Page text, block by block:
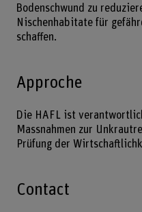
Bodenschwund zu
Nischenhabitate für
schaffen.
Approche
Die HAFL ist
Massnahmen zur
Prüfung der
Contact